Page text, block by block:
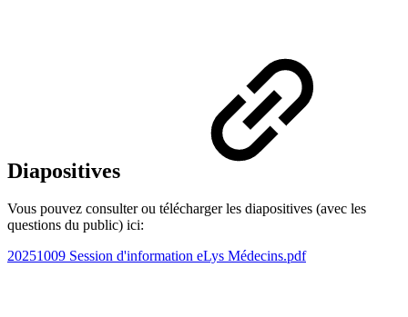
Diapositives
Vous pouvez consulter ou télécharger les diapositives (avec les
questions du public) ici:
20251009 Session d'information eLys Médecins.pdf